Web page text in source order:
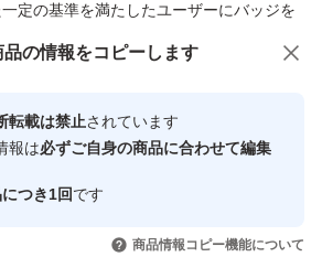
定の基準を満たしたユーザーにバッジを
心・安全なユーザーです
引を完了させた実績があります
品の情報をコピーします
転載は禁止されています
報は必ずご自身の商品に合わせて編集
つき1回です
商品情報コピー機能について
人にオススメ